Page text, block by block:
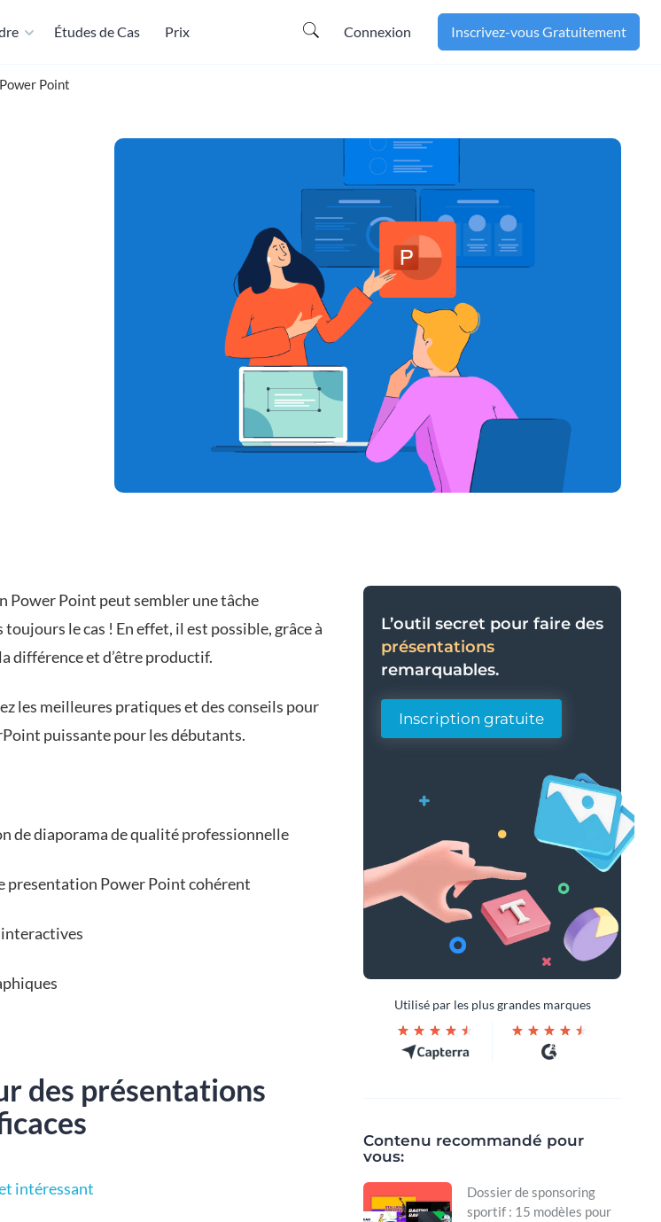
Études de Cas Prix Connexion Inscrivez-vous Gratuitement
Point
Power Point peut sembler une tâche
le cas ! En effet, il est possible, grâce à
différence et d’être productif.
les meilleures pratiques et des conseils pour
puissante pour les débutants.
de diaporama de qualité professionnelle
presentation Power Point cohérent
des présentations
intéressant
L’outil secret pour faire des
présentations
remarquables.
Inscription gratuite
Utilisé par les plus grandes marques
Contenu recommandé pour
vous:
Dossier de sponsoring
sportif : 15 modèles pour